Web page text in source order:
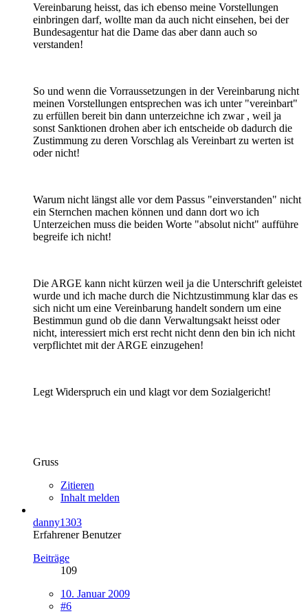
Vereinbarung heisst, das ich ebenso meine Vorstellungen
einbringen darf, wollte man da auch nicht einsehen, bei der
Bundesagentur hat die Dame das aber dann auch so
verstanden!
So und wenn die Vorraussetzungen in der Vereinbarung nicht
meinen Vorstellungen entsprechen was ich unter "vereinbart"
zu erfüllen bereit bin dann unterzeichne ich zwar , weil ja
sonst Sanktionen drohen aber ich entscheide ob dadurch die
Zustimmung zu deren Vorschlag als Vereinbart zu werten ist
oder nicht!
Warum nicht längst alle vor dem Passus "einverstanden" nicht
ein Sternchen machen können und dann dort wo ich
Unterzeichen muss die beiden Worte "absolut nicht" aufführe
begreife ich nicht!
Die ARGE kann nicht kürzen weil ja die Unterschrift geleistet
wurde und ich mache durch die Nichtzustimmung klar das es
sich nicht um eine Vereinbarung handelt sondern um eine
Bestimmun gund ob die dann Verwaltungsakt heisst oder
nicht, interessiert mich erst recht nicht denn den bin ich nicht
verpflichtet mit der ARGE einzugehen!
Legt Widerspruch ein und klagt vor dem Sozialgericht!
Gruss
Zitieren
Inhalt melden
danny1303
Erfahrener Benutzer
Beiträge
109
10. Januar 2009
#6